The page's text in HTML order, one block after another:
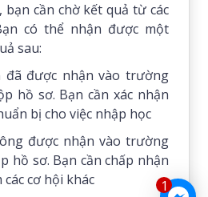
1
bạn cần chờ kết quả từ các
có thể nhận được một
sau:
đã được nhận vào trường
hồ sơ. Bạn cần xác nhận
bị cho việc nhập học
được nhận vào trường
hồ sơ. Bạn cần chấp nhận
cơ hội khác